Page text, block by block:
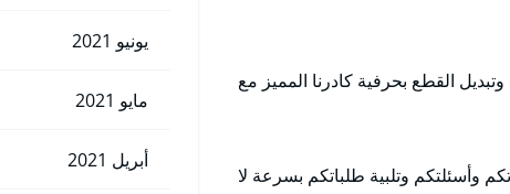
القطع بحرفية كادرنا المميز مع
وأسئلتكم وتلبية طلباتكم بسرعة لا
يونيو 2021
مايو 2021
أبريل 2021